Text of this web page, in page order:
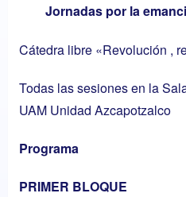
Jornadas por la
Cátedra libre «Revolución ,
Todas las sesiones en la
UAM Unidad Azcapotzalco
Programa
PRIMER BLOQUE